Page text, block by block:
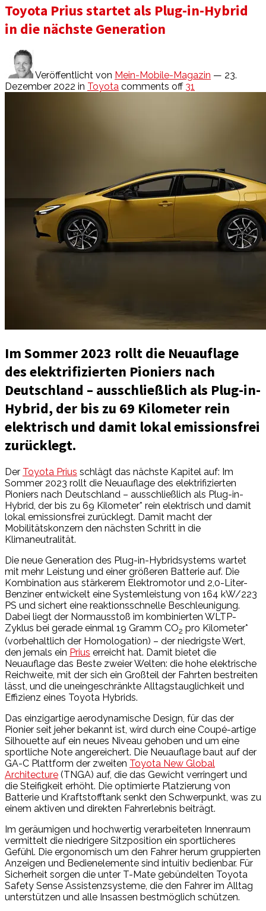
Toyota Prius startet als Plug-in-Hybrid
in die nächste Generation
Veröffentlicht von Mein-Mobile-Magazin — 23.
Dezember 2022 in Toyota comments off 31
Im Sommer 2023 rollt die Neuauflage
des elektrifizierten Pioniers nach
Deutschland – ausschließlich als Plug-in-
Hybrid, der bis zu 69 Kilometer rein
elektrisch und damit lokal emissionsfrei
zurücklegt.
Der Toyota Prius schlägt das nächste Kapitel auf: Im
Sommer 2023 rollt die Neuauflage des elektrifizierten
Pioniers nach Deutschland – ausschließlich als Plug-in-
Hybrid, der bis zu 69 Kilometer* rein elektrisch und damit
lokal emissionsfrei zurücklegt. Damit macht der
Mobilitätskonzern den nächsten Schritt in die
Klimaneutralität.
Die neue Generation des Plug-in-Hybridsystems wartet
mit mehr Leistung und einer größeren Batterie auf. Die
Kombination aus stärkerem Elektromotor und 2,0-Liter-
Benziner entwickelt eine Systemleistung von 164 kW/223
PS und sichert eine reaktionsschnelle Beschleunigung.
Dabei liegt der Normausstoß im kombinierten WLTP-
Zyklus bei gerade einmal 19 Gramm CO2 pro Kilometer*
(vorbehaltlich der Homologation) – der niedrigste Wert,
den jemals ein Prius erreicht hat. Damit bietet die
Neuauflage das Beste zweier Welten: die hohe elektrische
Reichweite, mit der sich ein Großteil der Fahrten bestreiten
lässt, und die uneingeschränkte Alltagstauglichkeit und
Effizienz eines Toyota Hybrids.
Das einzigartige aerodynamische Design, für das der
Pionier seit jeher bekannt ist, wird durch eine Coupé-artige
Silhouette auf ein neues Niveau gehoben und um eine
sportliche Note angereichert. Die Neuauflage baut auf der
GA-C Plattform der zweiten Toyota New Global
Architecture (TNGA) auf, die das Gewicht verringert und
die Steifigkeit erhöht. Die optimierte Platzierung von
Batterie und Kraftstofftank senkt den Schwerpunkt, was zu
einem aktiven und direkten Fahrerlebnis beiträgt.
Im geräumigen und hochwertig verarbeiteten Innenraum
vermittelt die niedrigere Sitzposition ein sportlicheres
Gefühl. Die ergonomisch um den Fahrer herum gruppierten
Anzeigen und Bedienelemente sind intuitiv bedienbar. Für
Sicherheit sorgen die unter T-Mate gebündelten Toyota
Safety Sense Assistenzsysteme, die den Fahrer im Alltag
unterstützen und alle Insassen bestmöglich schützen.